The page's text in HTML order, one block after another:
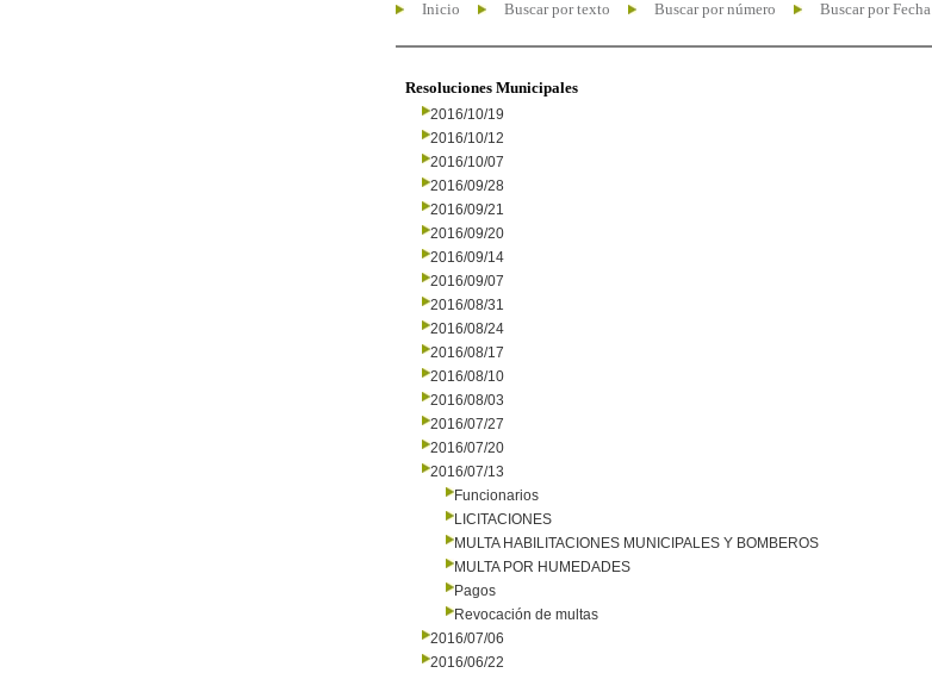
Inicio Buscar por texto Buscar por número Buscar por Fecha
Resoluciones Municipales
2016/10/19
2016/10/12
2016/10/07
2016/09/28
2016/09/21
2016/09/20
2016/09/14
2016/09/07
2016/08/31
2016/08/24
2016/08/17
2016/08/10
2016/08/03
2016/07/27
2016/07/20
2016/07/13
Funcionarios
LICITACIONES
MULTA HABILITACIONES MUNICIPALES Y BOMBEROS
MULTA POR HUMEDADES
Pagos
Revocación de multas
2016/07/06
2016/06/22